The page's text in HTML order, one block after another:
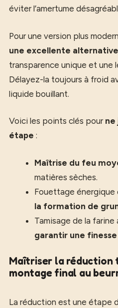
éviter l’amertume
Pour une version plus
une excellente alternative
transparence unique et une
Délayez-la toujours à froid
liquide bouillant.
Voici les points clés pour ne
étape :
Maîtrise du feu
matières sèches.
Fouettage énergique
la formation de
Tamisage de la farine
garantir une finesse
Maîtriser la réduction
montage final au
La réduction est une étape